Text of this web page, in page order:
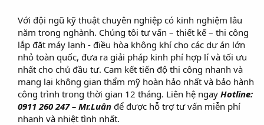
Với đội ngũ kỹ thuật chuyên nghiệp có kinh nghiệm lâu
năm trong nghành. Chúng tôi tư vấn – thiết kế – thi công
lắp đặt máy lạnh - điều hòa không khí cho các dự án lớn
nhỏ toàn quốc, đưa ra giải pháp kinh phí hợp lí và tối ưu
nhất cho chủ đầu tư. Cam kết tiến độ thi công nhanh và
mang lại không gian thẩm mỹ hoàn hảo nhất và bảo hành
công trình trong thời gian 12 tháng. Liên hệ ngay Hotline:
0911 260 247 – Mr.Luân để được hỗ trợ tư vấn miễn phí
nhanh và nhiệt tình nhất.